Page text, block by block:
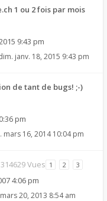
1 ou 2 fois par mois
9:43 pm
janv. 18, 2015 9:43 pm
de tant de bugs! ;-)
pm
mars 16, 2014 10:04 pm
Vues 1 2 3
4:06 pm
20, 2013 8:54 am